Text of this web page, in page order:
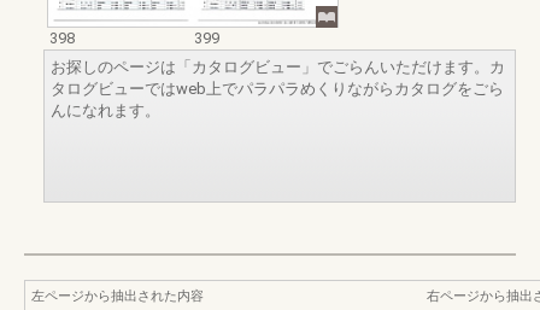
398
399
お探しのページは「カタログビュー」でごらんいただけます。カ
タログビューではweb上でパラパラめくりながらカタログをごら
んになれます。
左ページから抽出された内容
右ページから抽出